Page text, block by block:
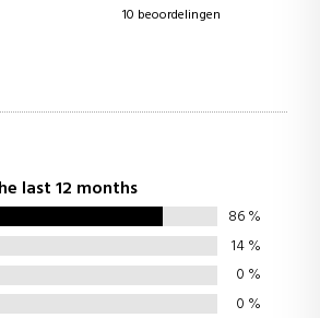
19 beoordelingen
last 12 months
86%
14%
0 %
0 %